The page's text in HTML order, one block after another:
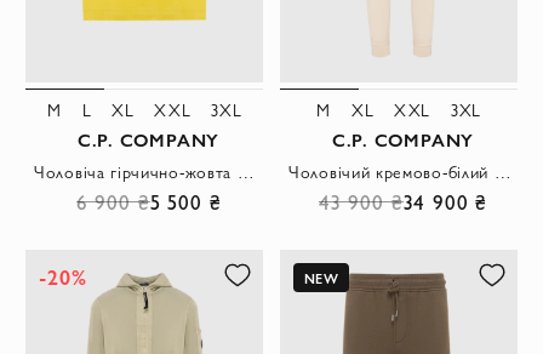
M L XL XXL 3XL
C.P. COMPANY
6 900 ₴5 500 ₴
M XL XXL 3XL
C.P. COMPANY
43 900 ₴34 900 ₴
-20% NEW